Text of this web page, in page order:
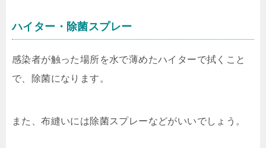
ハイター・除菌スプレー
感染者が触った場所を水で薄めたハイターで拭くこと
で、除菌になります。
また、布縫いには除菌スプレーなどがいいでしょう。